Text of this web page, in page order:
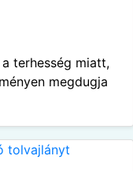
terhesség miatt,
megdugja